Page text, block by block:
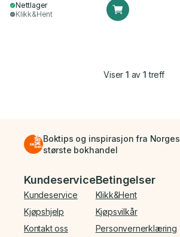
Nettlager
Klikk&Hent
Viser1 av 1 treff
Boktips og inspirasjon fra Norges
største bokhandel
Bunnmeny
Kundeservice
Kundeservice
Kjøpshjelp
Kontakt oss
Betingelser
Klikk&Hent
Kjøpsvilkår
Personvernerklæring